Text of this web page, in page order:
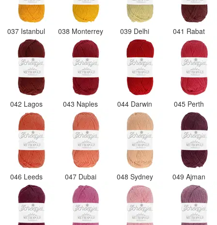
037 Istanbul 038 Monterrey 039 Delhi 041 Rabat
042 Lagos 043 Naples 044 Darwin 045 Perth
046 Leeds 047 Dubai 048 Sydney 049 Ajman